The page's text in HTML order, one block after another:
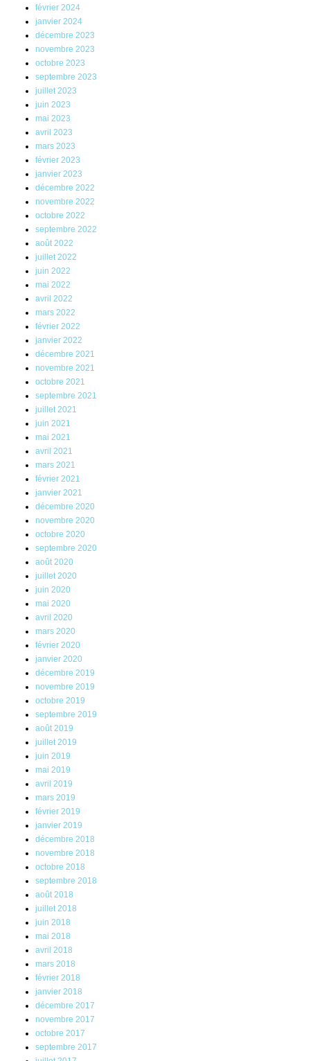
février 2024
janvier 2024
décembre 2023
novembre 2023
octobre 2023
septembre 2023
juillet 2023
juin 2023
mai 2023
avril 2023
mars 2023
février 2023
janvier 2023
décembre 2022
novembre 2022
octobre 2022
septembre 2022
août 2022
juillet 2022
juin 2022
mai 2022
avril 2022
mars 2022
février 2022
janvier 2022
décembre 2021
novembre 2021
octobre 2021
septembre 2021
juillet 2021
juin 2021
mai 2021
avril 2021
mars 2021
février 2021
janvier 2021
décembre 2020
novembre 2020
octobre 2020
septembre 2020
août 2020
juillet 2020
juin 2020
mai 2020
avril 2020
mars 2020
février 2020
janvier 2020
décembre 2019
novembre 2019
octobre 2019
septembre 2019
août 2019
juillet 2019
juin 2019
mai 2019
avril 2019
mars 2019
février 2019
janvier 2019
décembre 2018
novembre 2018
octobre 2018
septembre 2018
août 2018
juillet 2018
juin 2018
mai 2018
avril 2018
mars 2018
février 2018
janvier 2018
décembre 2017
novembre 2017
octobre 2017
septembre 2017